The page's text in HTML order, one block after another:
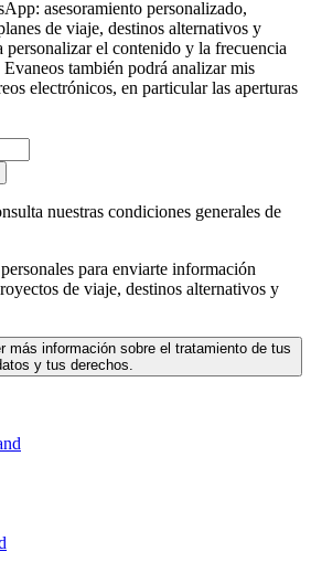
asesoramiento personalizado,
de viaje, destinos alternativos y
personalizar el contenido y la frecuencia
también podrá analizar mis
electrónicos, en particular las aperturas
nuestras condiciones generales de
para enviarte información
de viaje, destinos alternativos y
más información sobre el tratamiento de tus
y tus derechos.